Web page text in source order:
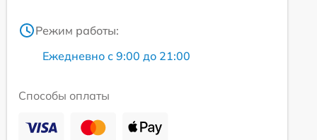
Режим работы:
Ежедневно с 9:00 до 21:00
Способы оплаты